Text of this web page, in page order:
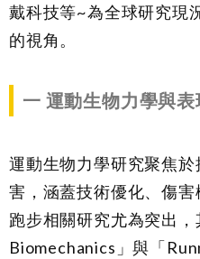
戴科技等~為全球研究現
的視角。
一 運動生物力學與
運動生物力學研究聚焦
害，涵蓋技術優化、傷害
跑步相關研究尤為突出
Biomechanics」與「